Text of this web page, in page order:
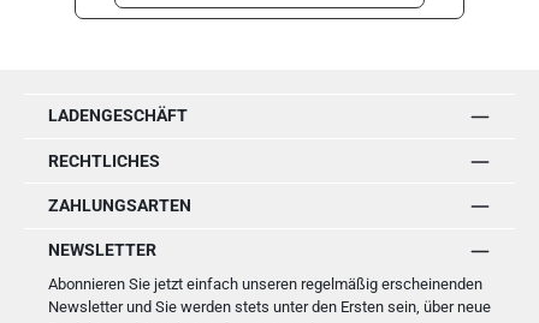
LADENGESCHÄFT
RECHTLICHES
ZAHLUNGSARTEN
NEWSLETTER
Abonnieren Sie jetzt einfach unseren regelmäßig erscheinenden
Newsletter und Sie werden stets unter den Ersten sein, über neue